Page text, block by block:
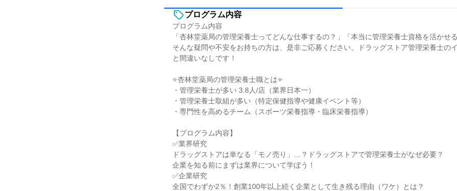
プログラム内容
プログラム内容
「杏林堂薬局の管理栄養士ってどんな仕事するの？」「本当に管理栄養士資格を活かせ
そんな疑問や不安をお持ちの方は、是非ご応募ください。ドラッグストア管理栄養士の
と間違いなしです！
⭐杏林堂薬局の管理栄養士職とは⭐
・管理栄養士が多い 3.8人/店（業界日本一）
・管理栄養士取組が多い（特定保健指導や健康イベント等）
・専門性を高めるチーム（スポーツ栄養指導・臨床栄養指導）
【プログラム内容】
✅業界研究
ドラッグストアは単なる「モノ売り」…？ドラッグストアで管理栄養士がなぜ必要？
企業を知る前にまずは業界について学ぼう！
✅企業研究
全国でわずか2％！創業100年以上続く企業として生き残る理由（ワケ）とは？